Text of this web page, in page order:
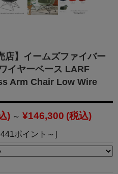
店】イームズファイバー
イヤーベース LARF
Arm Chair Low Wire
) ～ ¥146,300 (税込)
ポイント～]